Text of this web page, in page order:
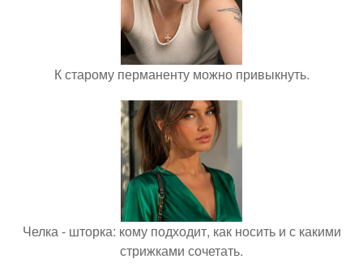
К старому перманенту можно привыкнуть.
Челка - шторка: кому подходит, как носить и с какими
стрижками сочетать.